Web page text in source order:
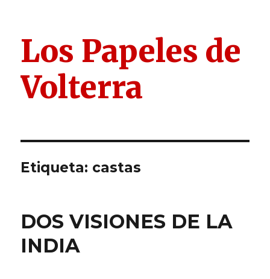
Los Papeles de
Volterra
Etiqueta: castas
DOS VISIONES DE LA
INDIA